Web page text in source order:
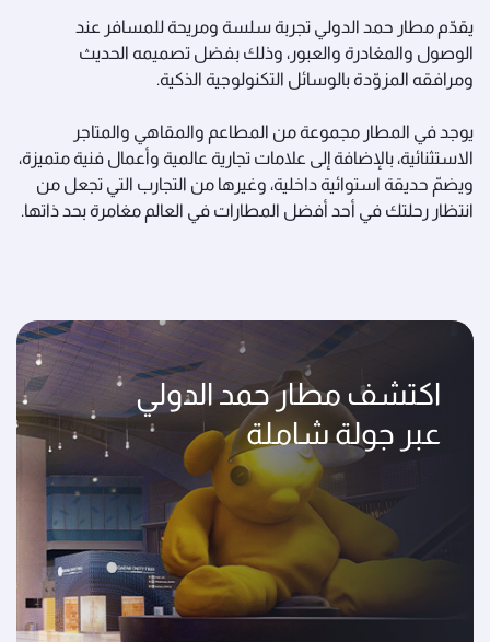
يقدّم مطار حمد الدولي تجربة سلسة ومريحة للمسافر عند
الوصول والمغادرة والعبور، وذلك بفضل تصميمه الحديث
ومرافقه المزوّدة بالوسائل التكنولوجية الذكية.
يوجد في المطار مجموعة من المطاعم والمقاهي والمتاجر
الاستثنائية، بالإضافة إلى علامات تجارية عالمية وأعمال فنية متميزة،
ويضمّ حديقة استوائية داخلية، وغيرها من التجارب التي تجعل من
انتظار رحلتك في أحد أفضل المطارات في العالم مغامرة بحد ذاتها.
اكتشف مطار حمد الدولي
عبر جولة شاملة